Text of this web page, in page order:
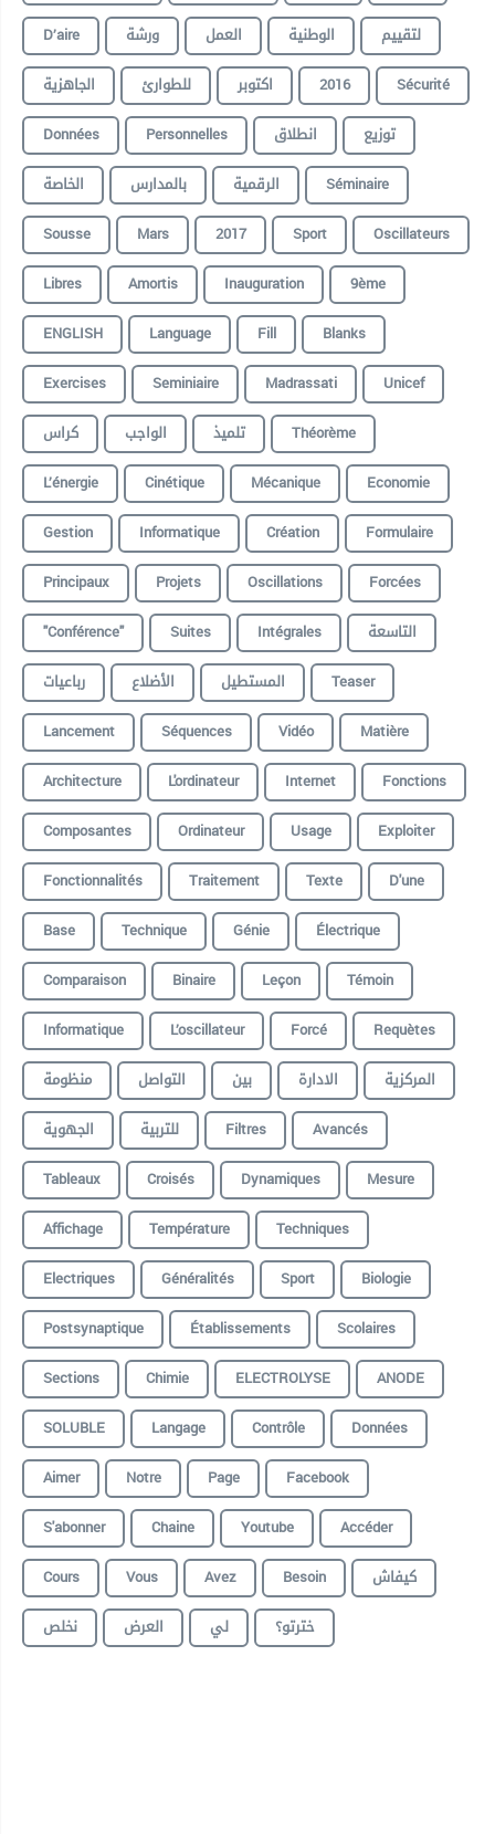
D’aire
ورشة العمل الوطنية
لتقييم
الجاهزية
للطوارئ اكتوبر 2016
Sécurité
Données
Personnelles انطلاق
توزيع
الخاصة
بالمدارس الرقمية
Séminaire
Sousse
Mars 2017 Sport
Oscillateurs
Libres
Amortis Inauguration
9ème
ENGLISH
Language Fill
Blanks
Exercises
Seminiaire Madrassati
Unicef
كراس
الواجب تلميذ
Théorème
L’énergie
Cinétique Mécanique
Economie
Gestion
Informatique Création
Formulaire
Principaux
Projets Oscillations
Forcées
"conférence"
Suites Intégrales
التاسعة
رباعيات
الأضلاع المستطيل
Teaser
Lancement
Séquences Vidéo
Matière
Architecture
L'ordinateur Internet
Fonctions
Composantes
Ordinateur Usage
Exploiter
Fonctionnalités
Traitement Texte
D'une
Base
Technique Génie
Électrique
Comparaison
Binaire Leçon
Témoin
Informatique
L’oscillateur Forcé
Requètes
منظومة
التواصل بين الادارة
المركزية
الجهوية
للتربية Filtres
Avancés
Tableaux
Croisés Dynamiques
Mesure
Affichage
Température
Techniques
Electriques
Généralités Sport
Biologie
Postsynaptique
Établissements
Scolaires
Sections
Chimie ELECTROLYSE
ANODE
SOLUBLE
Langage Contrôle
Données
Aimer
Notre Page
Facebook
S'abonner
Chaine Youtube
Accéder
Cours
Vous Avez Besoin
كيفاش
نخلص
العرض لي خترتو؟